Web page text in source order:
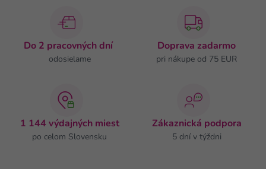
Do 2 pracovných dní
odosielame
Doprava zadarmo
pri nákupe od 75 EUR
1 144 výdajných miest
po celom Slovensku
Zákaznická podpora
5 dní v týždni